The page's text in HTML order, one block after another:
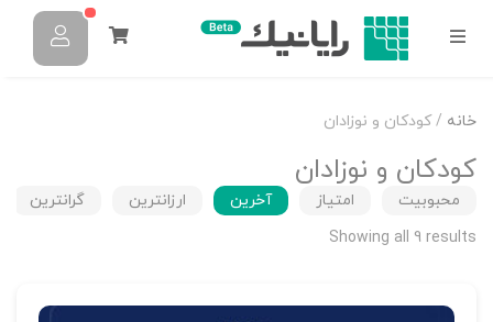
خانه / کودکان و نوزادان
کودکان و نوزادان
محبوبیت امتیاز آخرین ارزانترین
گرانترین
Showing all 9 results